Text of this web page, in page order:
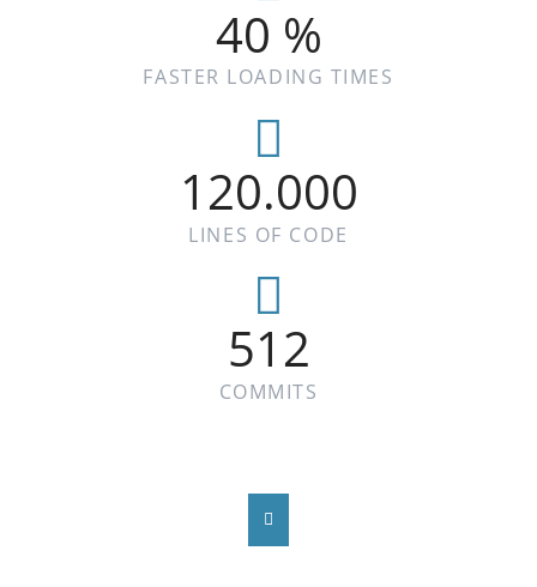
40 %
FASTER LOADING TIMES
120.000
LINES OF CODE
512
COMMITS